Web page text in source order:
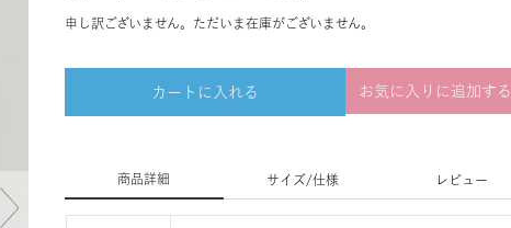
申し訳ございません。ただいま在庫がございません。
カートに入れる お気に入りに追加する
商品詳細 サイズ/仕様 レビュー